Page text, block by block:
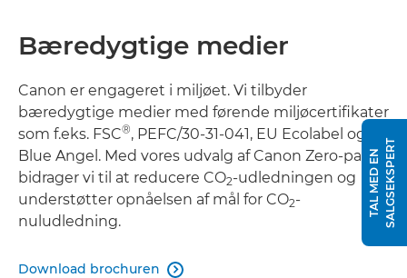
Bæredygtige medier
Canon er engageret i miljøet. Vi tilbyder
bæredygtige medier med førende miljøcertifikater
som f.eks. FSC®, PEFC/30-31-041, EU Ecolabel og
Blue Angel. Med vores udvalg af Canon Zero-papir
bidrager vi til at reducere CO2-udledningen og
understøtter opnåelsen af mål for CO2-
nuludledning.
Download brochuren 
T
A
L
M
E
D
E
N
S
A
L
G
S
E
K
S
P
E
RT